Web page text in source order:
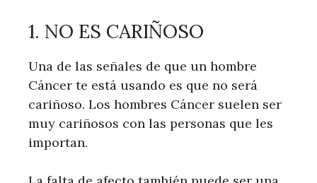
1. NO ES CARIÑOSO
Una de las señales de que un hombre
Cáncer te está usando es que no será
cariñoso. Los hombres Cáncer suelen ser
muy cariñosos con las personas que les
importan.